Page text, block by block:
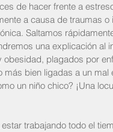
de hacer frente a
a causa de traumas o
Saltamos
una explicación al
plagados por
bien ligadas a un mal
un niño chico? ¡Una
trabajando todo el